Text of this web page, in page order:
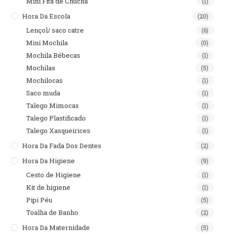
Hora Da Escola (20)
Lençol/ saco catre (6)
Mini Mochila (0)
Mochila Bébecas (1)
Mochilas (5)
Mochilocas (1)
Saco muda (1)
Talego Mimocas (1)
Talego Plastificado (1)
Talego Xasqueirices (1)
Hora Da Fada Dos Dentes (2)
Hora Da Higiene (9)
Cesto de Higiene (1)
Kit de higiene (1)
Pipi Péu (5)
Toalha de Banho (2)
Hora Da Maternidade (5)